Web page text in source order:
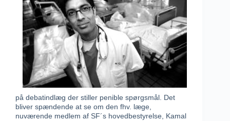
på debatindlæg der stiller penible spørgsmål. Det
bliver spændende at se om den fhv. læge,
nuværende medlem af SF´s hovedbestyrelse, Kamal